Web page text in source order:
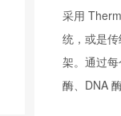
采用
统，或是
架。通过
酶、DNA